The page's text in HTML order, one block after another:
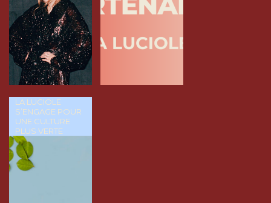
LA LUCIOLE
S’ENGAGE POUR
UNE CULTURE
PLUS VERTE